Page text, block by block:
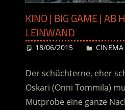
KINO | BIG GAME | AB
LEINWAND
18/06/2015 Desiree
CINEMA
Der schüchterne, eher
Oskari (Onni Tommila)
Mutprobe eine ganze